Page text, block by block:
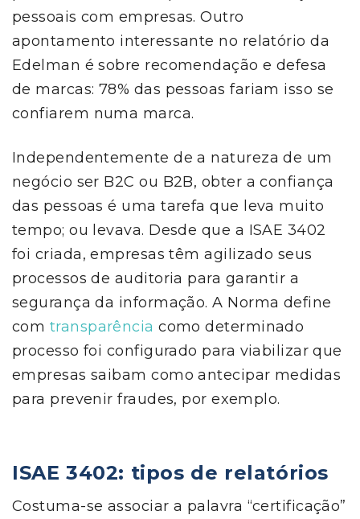
pessoais com empresas. Outro
apontamento interessante no relatório da
Edelman é sobre recomendação e defesa
de marcas: 78% das pessoas fariam isso se
confiarem numa marca.
Independentemente de a natureza de um
negócio ser B2C ou B2B, obter a confiança
das pessoas é uma tarefa que leva muito
tempo; ou levava. Desde que a ISAE 3402
foi criada, empresas têm agilizado seus
processos de auditoria para garantir a
segurança da informação. A Norma define
com transparência como determinado
processo foi configurado para viabilizar que
empresas saibam como antecipar medidas
para prevenir fraudes, por exemplo.
ISAE 3402: tipos de relatórios
Costuma-se associar a palavra “certificação”